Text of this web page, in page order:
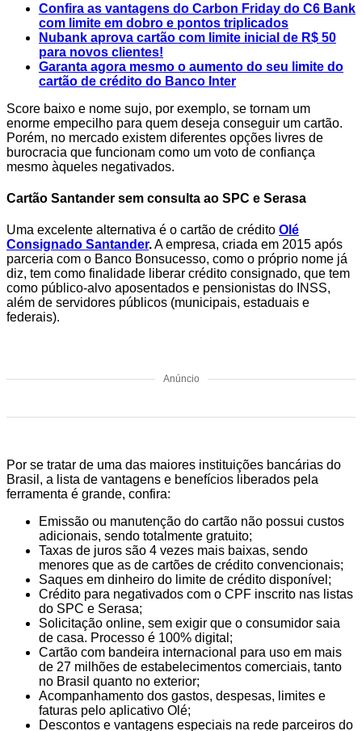
Confira as vantagens do Carbon Friday do C6 Bank
com limite em dobro e pontos triplicados
Nubank aprova cartão com limite inicial de R$ 50
para novos clientes!
Garanta agora mesmo o aumento do seu limite do
cartão de crédito do Banco Inter
Score baixo e nome sujo, por exemplo, se tornam um
enorme empecilho para quem deseja conseguir um cartão.
Porém, no mercado existem diferentes opções livres de
burocracia que funcionam como um voto de confiança
mesmo àqueles negativados.
Cartão Santander sem consulta ao SPC e Serasa
Uma excelente alternativa é o cartão de crédito Olé
Consignado Santander.A empresa, criada em 2015 após
parceria com o Banco Bonsucesso, como o próprio nome já
diz, tem como finalidade liberar crédito consignado, que tem
como público-alvo aposentados e pensionistas do INSS,
além de servidores públicos (municipais, estaduais e
federais).
Anúncio
Por se tratar de uma das maiores instituições bancárias do
Brasil, a lista de vantagens e benefícios liberados pela
ferramenta é grande, confira:
Emissão ou manutenção do cartão não possui custos
adicionais, sendo totalmente gratuito;
Taxas de juros são 4 vezes mais baixas, sendo
menores que as de cartões de crédito convencionais;
Saques em dinheiro do limite de crédito disponível;
Crédito para negativados com o CPF inscrito nas listas
do SPC e Serasa;
Solicitação online, sem exigir que o consumidor saia
de casa. Processo é 100% digital;
Cartão com bandeira internacional para uso em mais
de 27 milhões de estabelecimentos comerciais, tanto
no Brasil quanto no exterior;
Acompanhamento dos gastos, despesas, limites e
faturas pelo aplicativo Olé;
Descontos e vantagens especiais na rede parceiros do